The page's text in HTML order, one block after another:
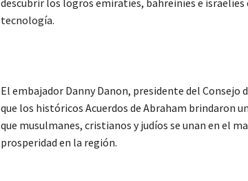
descubrir los logros emiratíes, bahreiníes e israelíes
tecnología.
El embajador Danny Danon, presidente del Consejo
que los históricos Acuerdos de Abraham brindaron
que musulmanes, cristianos y judíos se unan en el
prosperidad en la región.